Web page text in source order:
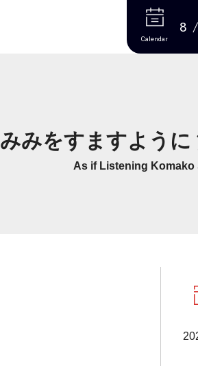
More
Calendar
8
みみをすますように
As if Listening Komako